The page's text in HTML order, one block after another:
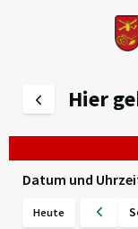
Hier
Datum und
Heute